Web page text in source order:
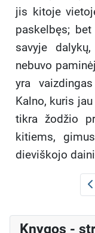
jis kitoje
paskelbęs;
savyje
nebuvo
yra
Kalno, kuris
tikra žodžio
kitiems,
dieviškojo
Knygos -